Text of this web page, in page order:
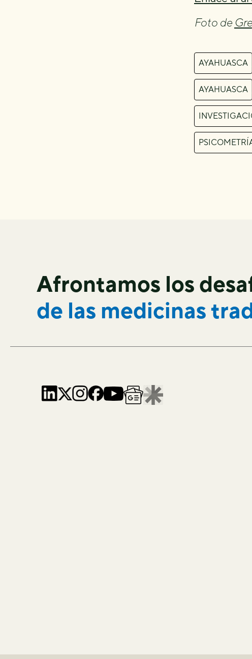
Foto de
AYAHUASCA
AYAHUASCA
Afrontamos los
de las medicinas